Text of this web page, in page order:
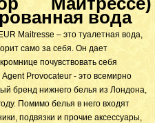
вода
Maitresse – это туалетная вода,
само за себя. Он дает
почувствовать себя
Provocateur - это всемирно
бренд нижнего белья из Лондона,
Помимо белья в него входят
подвязки и прочие аксессуары,